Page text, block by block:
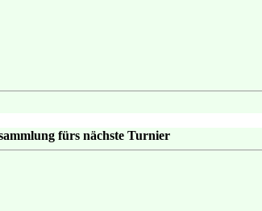
fürs nächste Turnier